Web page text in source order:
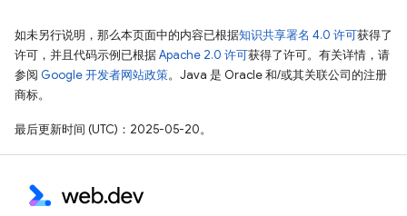
如未另行说明，那么本页面中的内容已根据知识共享署名 4.0 许可获得了
许可，并且代码示例已根据Apache 2.0 许可获得了许可。有关详情，请
参阅 Google 开发者网站政策。Java 是 Oracle 和/或其关联公司的注册
商标。
最后更新时间 (UTC)：2025-05-20。